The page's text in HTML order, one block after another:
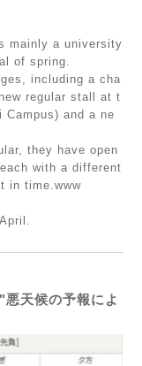
mainly a university
of spring.
including a cha
regular stall at t
and a ne
they have open
with a different
in time.www
天候の予報によ